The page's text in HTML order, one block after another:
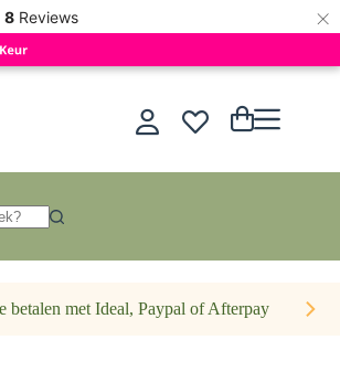
8 Reviews ×
Winkelwagen
betalen met Ideal, Paypal of Afterpay